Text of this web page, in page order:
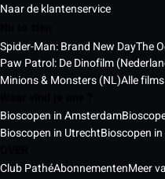
Naar de klantenservice
Spider-Man: Brand New DayThe
Paw Patrol: De Dinofilm
Minions & Monsters (NL)Alle films
Bioscopen in Amsterdam
Bioscopen in UtrechtBioscopen
Club PathéAbonnementenMeer